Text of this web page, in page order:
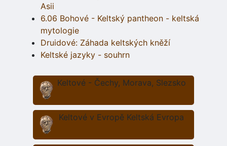
Asii
6.06 Bohové - Keltský pantheon - keltská
mytologie
Druidové: Záhada keltských kněží
Keltské jazyky - souhrn
Keltové - Čechy, Morava, Slezsko
Keltové v Evropě Keltská Evropa